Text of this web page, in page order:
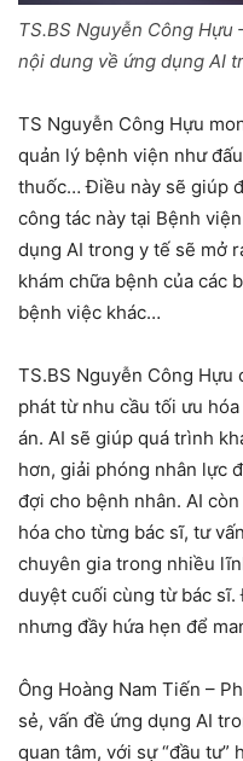
TS.BS Nguyễn Công Hựu
nội dung về ứng dụng AI
TS Nguyễn Công Hựu
quản lý bệnh viện như
thuốc… Điều này sẽ giúp
công tác này tại Bệnh
dụng AI trong y tế sẽ mở
khám chữa bệnh của các
bệnh việc khác…
TS.BS Nguyễn Công Hựu
phát từ nhu cầu tối ưu
án. AI sẽ giúp quá trình
hơn, giải phóng nhân lực
đợi cho bệnh nhân. AI
hóa cho từng bác sĩ, tư
chuyên gia trong nhiều
duyệt cuối cùng từ bác
nhưng đầy hứa hẹn để
Ông Hoàng Nam Tiến –
sẻ, vấn đề ứng dụng AI
quan tâm, với sự “đầu tư”